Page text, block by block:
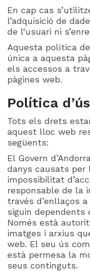
En cap cas
l’adquisició de
de l‘usuari ni
Aquesta política
única a aquesta
els accessos a
pàgines web.
Política d’ús
Tots els drets
aquest lloc web
següents:
El Govern
danys causats per
impossibilitat
responsable de la
través d’enllaços
siguin dependents
Només està
imatges i arxius
web. El seu ús
està permesa la
seus continguts.